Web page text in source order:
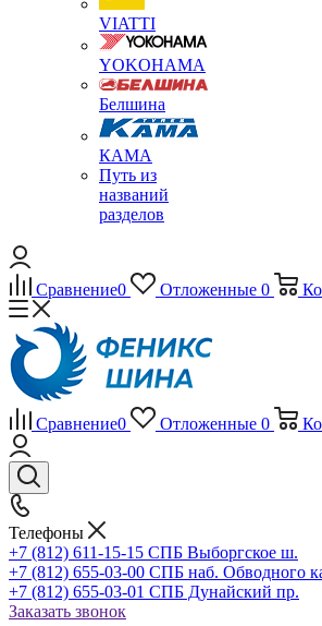
VIATTI
YOKOHAMA
Белшина
КАМА
Путь из
названий
разделов
Сравнение0 Отложенные 0
Сравнение0 Отложенные 0
Телефоны
+7 (812) 611-15-15 СПБ Выборгское ш.
+7 (812) 655-03-00 СПБ наб. Обводного
+7 (812) 655-03-01 СПБ Дунайский пр.
Заказать звонок